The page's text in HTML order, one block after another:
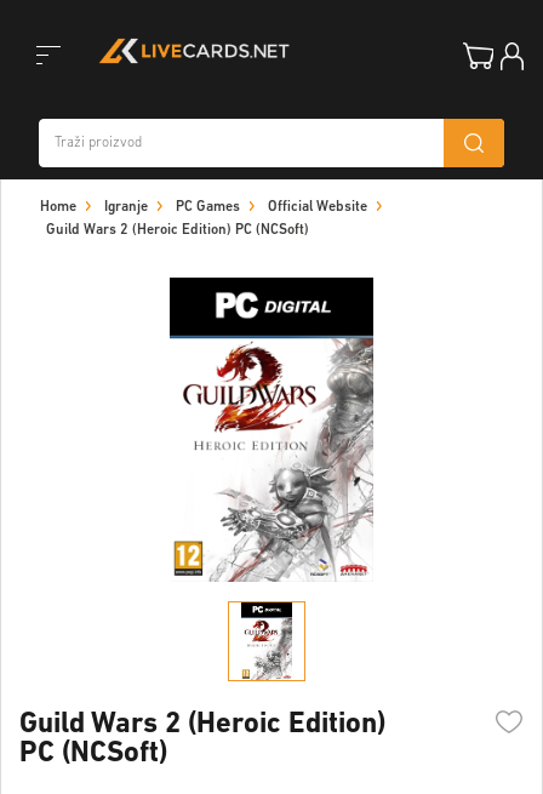
navigation
Home Igranje PC Games
Official Website
Guild Wars 2 (Heroic Edition) PC (NCSoft)
Guild Wars 2 (Heroic Edition)
PC (NCSoft)